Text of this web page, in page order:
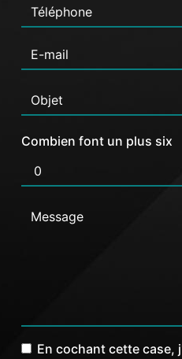
Combien font un plus six
En cochant cette case,